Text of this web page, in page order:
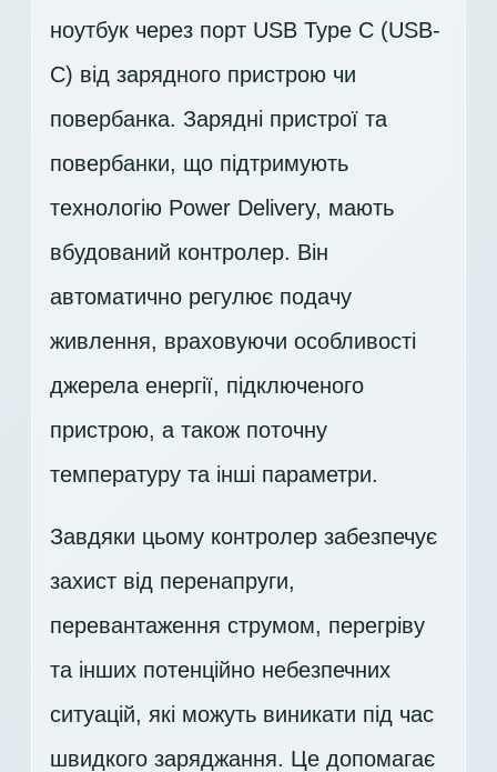
ноутбук через порт USB Type C (USB-
C) від зарядного пристрою чи
повербанка. Зарядні пристрої та
повербанки, що підтримують
технологію Power Delivery, мають
вбудований контролер. Він
автоматично регулює подачу
живлення, враховуючи особливості
джерела енергії, підключеного
пристрою, а також поточну
температуру та інші параметри.
Завдяки цьому контролер забезпечує
захист від перенапруги,
перевантаження струмом, перегріву
та інших потенційно небезпечних
ситуацій, які можуть виникати під час
швидкого заряджання. Це допомагає